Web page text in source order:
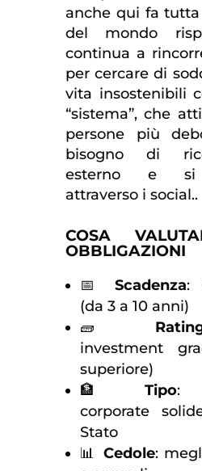
anche qui fa
del mondo
continua a
per cercare di
vita insostenibili
“sistema”, che
persone più
bisogno di
esterno e si
attraverso i social..
COSA
OBBLIGAZIONI
📅Scadenza:
(da 3 a 10 anni)
🧱
investment
superiore)
🏦Tipo:
corporate
Stato
📊 Cedole: